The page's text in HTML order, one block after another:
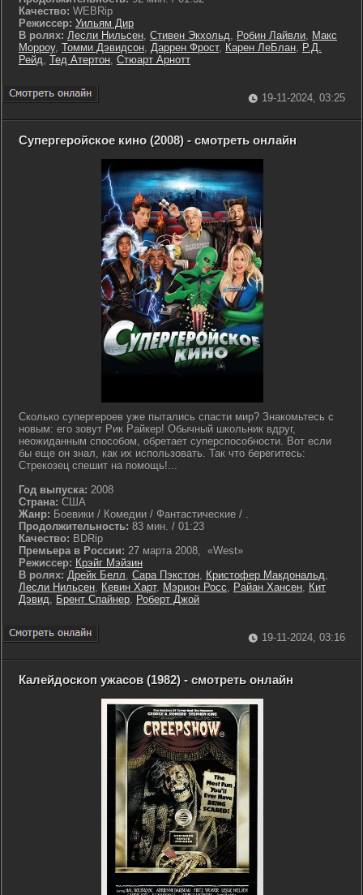
Качество: WEBRip
Режиссер: Уильям Дир
В ролях: Лесли Нильсен, Стивен Экхольд, Робин Лайвли, Макс
Морроу, Томми Дэвидсон, Даррен Фрост, Карен ЛеБлан, Р.Д.
Рейд, Тед Атертон, Стюарт Арнотт
19-11-2024, 03:25
Супергеройское кино (2008) - смотреть онлайн
Сколько супергероев уже пытались спасти мир? Знакомьтесь с
новым: его зовут Рик Райкер! Обычный школьник вдруг,
неожиданным способом, обретает суперспособности. Вот если
бы еще он знал, как их использовать. Так что берегитесь:
Стрекозец спешит на помощь!...
Год выпуска: 2008
Страна: США
Жанр: Боевики / Комедии / Фантастические / .
Продолжительность: 83 мин. / 01:23
Качество: BDRip
Премьера в России: 27 марта 2008, «West»
Режиссер: Крэйг Мэйзин
В ролях: Дрейк Белл, Сара Пэкстон, Кристофер Макдональд,
Лесли Нильсен, Кевин Харт, Мэрион Росс, Райан Хансен, Кит
Дэвид, Брент Спайнер, Роберт Джой
19-11-2024, 03:16
Калейдоскоп ужасов (1982) - смотреть онлайн